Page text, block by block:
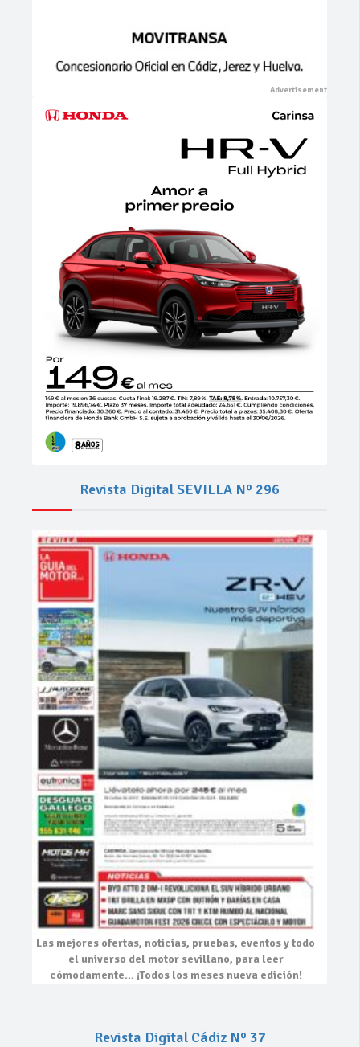
Revista Digital SEVILLA Nº 296
Las mejores ofertas, noticias, pruebas, eventosy todo
el universo del motor sevillano, para leer
cómodamente… ¡Todos los meses nueva edición!
Revista Digital Cádiz Nº 37